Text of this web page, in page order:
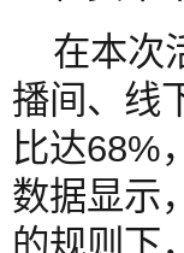
在本次
播间、线
比达68%
数据显示